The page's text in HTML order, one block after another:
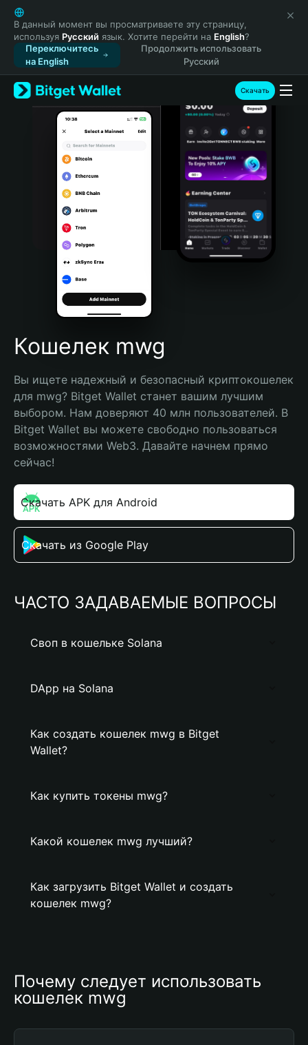
English
日本語
Tiếng Việt
Русский
Español (Latinoamérica)
Türkçe
Italiano
Português (Portugal)
Bahasa Indonesia
Português (Brasil)
Español (Argentina)
В данный момент вы просматриваете эту страницу,
используя Русский язык. Хотите перейти на English?
Переключитесь
на English
Продолжить использовать
Русский
Скачать
Кошелек mwg
Вы ищете надежный и безопасный криптокошелек
для mwg? Bitget Wallet станет вашим лучшим
выбором. Нам доверяют 40 млн пользователей. В
Bitget Wallet вы можете свободно пользоваться
возможностями Web3. Давайте начнем прямо
сейчас!
Скачать APK для Android
Скачать из Google Play
ЧАСТО ЗАДАВАЕМЫЕ ВОПРОСЫ
Своп в кошельке Solana
DApp на Solana
Как создать кошелек mwg в Bitget
Wallet?
Как купить токены mwg?
Какой кошелек mwg лучший?
Как загрузить Bitget Wallet и создать
кошелек mwg?
Почему следует использовать
кошелек mwg